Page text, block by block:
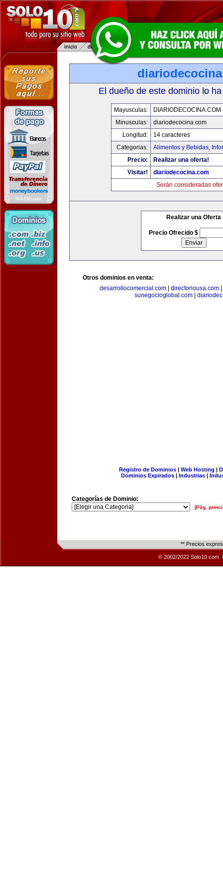
El dueño de este dominio lo
Mayusculas:
DIARIODECOCINA.COM
Minusculas:
diariodecocina.com
Longitud:
14 caracteres
Categorias:
Alimentos y Bebidas,
Precio:
Realizar una oferta!
Visitar!
diariodecocina.com
Serán consideradas
Realizar una Oferta
Precio Ofrecido $
Otros dominios en venta:
desarrollocomercial.com
directoriousa.com
sunegocioglobal.com|
Registro de Dominios| Web Hosting |
Dominios Expirados | Industrias |
Categorías de Dominio:
[Pág.
** Precios
© 2002/2022 Solo10.com